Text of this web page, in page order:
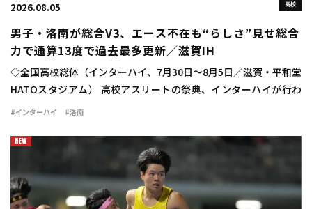
高校
2026.08.05
男子・洛南が総合V3、エース不在も“らしさ”見せ総合
力で通算13度で過去最多更新／滋賀IH
◇全国高校総体（インターハイ、7月30日～8月5日／滋賀・平和堂
HATOスタジアム） 高校アスリートの祭典、インターハイが行わ
れ、学校対抗の男子は洛南（京都）が47点を積み上げて3連覇を達
#インターハイ #洛南